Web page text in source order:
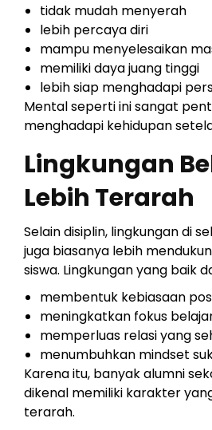
tidak mudah menyerah
lebih percaya diri
mampu menyelesaikan
memiliki daya juang tinggi
lebih siap menghadapi
Mental seperti ini sangat
menghadapi kehidupan
Lingkungan
Lebih Terarah
Selain disiplin, lingkungan di
juga biasanya lebih
siswa. Lingkungan yang baik
membentuk kebiasaan
meningkatkan fokus
memperluas relasi yang
menumbuhkan mindset
Karena itu, banyak alumni
dikenal memiliki karakter
terarah.